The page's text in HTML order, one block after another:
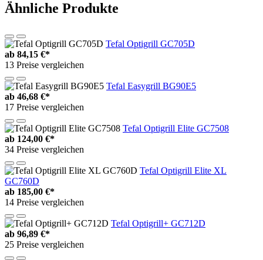
Ähnliche Produkte
Tefal Optigrill GC705D
ab 84,15 €*
13 Preise vergleichen
Tefal Easygrill BG90E5
ab 46,68 €*
17 Preise vergleichen
Tefal Optigrill Elite GC7508
ab 124,00 €*
34 Preise vergleichen
Tefal Optigrill Elite XL
GC760D
ab 185,00 €*
14 Preise vergleichen
Tefal Optigrill+ GC712D
ab 96,89 €*
25 Preise vergleichen